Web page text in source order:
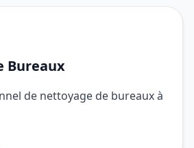
Bureaux
de nettoyage de bureaux à